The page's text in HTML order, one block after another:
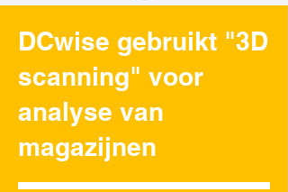
DCwise gebruikt "3D
scanning" voor
analyse van
magazijnen